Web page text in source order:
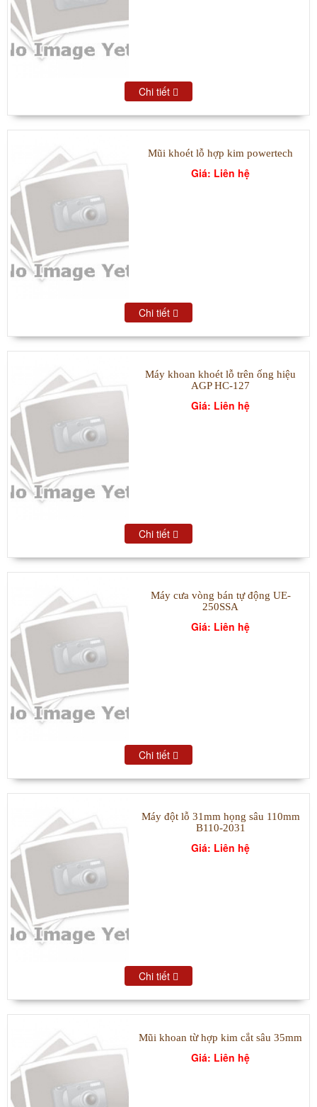
Chi tiết
Mũi khoét lỗ hợp kim powertech
Giá: Liên hệ
Chi tiết
Máy khoan khoét lỗ trên ống hiệu
AGP HC-127
Giá: Liên hệ
Chi tiết
Máy cưa vòng bán tự động UE-
250SSA
Giá: Liên hệ
Chi tiết
Máy đột lỗ 31mm họng sâu 110mm
B110-2031
Giá: Liên hệ
Chi tiết
Mũi khoan từ hợp kim cắt sâu 35mm
Giá: Liên hệ